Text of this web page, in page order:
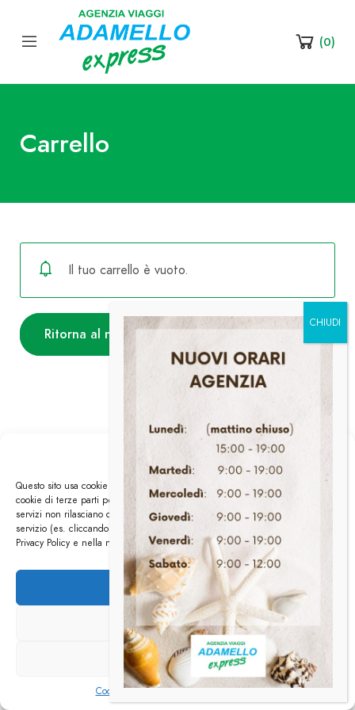
Gestisci i Cookies
Questo sito usa cookie di analytics per raccogliere dati in forma aggregata e
cookie di terze parti per migliorare l'esperienza utente. Generalmente i
servizi non rilasciano cookie a meno che l'utente non usi espressamente il
servizio (es. cliccando). Tutte le info su i cookies le trovate nella nostra
Privacy Policy e nella nostra Cookies Policy.
Accetta
Nega
Visualizza preferenze
Cookie PolicyDichiarazione sulla Privacy
(0)
Carrello
Il tuo carrello è vuoto.
Ritorna al negozio